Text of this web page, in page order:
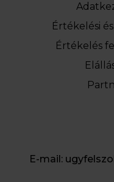
Értékelési
Értékelés
E-mail: